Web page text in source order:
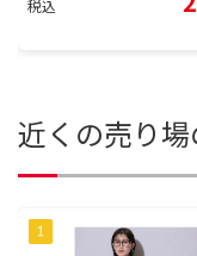
税込
近くの売り